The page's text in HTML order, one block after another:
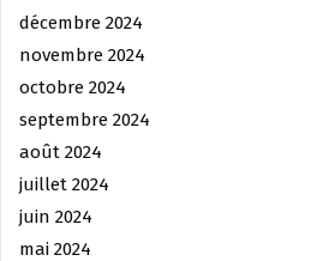
décembre 2024
novembre 2024
octobre 2024
septembre 2024
août 2024
juillet 2024
juin 2024
mai 2024